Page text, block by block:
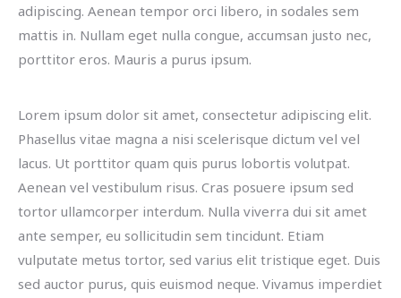
adipiscing. Aenean tempor orci libero, in sodales sem
mattis in. Nullam eget nulla congue, accumsan justo nec,
porttitor eros. Mauris a purus ipsum.
Lorem ipsum dolor sit amet, consectetur adipiscing elit.
Phasellus vitae magna a nisi scelerisque dictum vel vel
lacus. Ut porttitor quam quis purus lobortis volutpat.
Aenean vel vestibulum risus. Cras posuere ipsum sed
tortor ullamcorper interdum. Nulla viverra dui sit amet
ante semper, eu sollicitudin sem tincidunt. Etiam
vulputate metus tortor, sed varius elit tristique eget. Duis
sed auctor purus, quis euismod neque. Vivamus imperdiet